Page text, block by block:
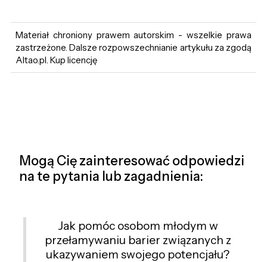
Materiał chroniony prawem autorskim - wszelkie prawa
zastrzeżone. Dalsze rozpowszechnianie artykułu za zgodą
Altao.pl. Kup licencję
Mogą Cię zainteresować odpowiedzi
na te pytania lub zagadnienia:
Jak pomóc osobom młodym w
przełamywaniu barier związanych z
ukazywaniem swojego potencjału?